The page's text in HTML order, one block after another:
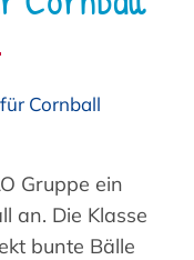
Cornball
Gruppe ein
an. Die Klasse
bunte Bälle